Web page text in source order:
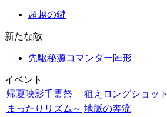
超越の鍵
新たな敵
先駆秘源コマンダー陣形
イベント
帰夏映影千霊祭
狙えロングショット
まったりリズム～ 地脈の奔流